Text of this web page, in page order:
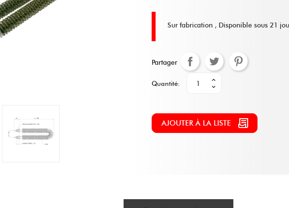
Sur fabrication , Disponible sous 21
Partager
Quantité:
AJOUTER À LA LISTE